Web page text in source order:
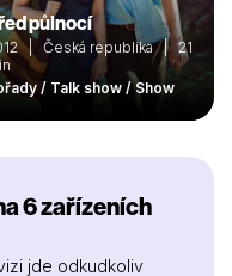
půlnocí
| Česká republika | 21
/ Talk show / Show
6 zařízeních
jde odkudkoliv